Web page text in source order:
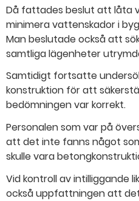
Då fattades beslut att låta
minimera vattenskador i
Man beslutade också att
samtliga lägenheter
Samtidigt fortsatte
konstruktion för att
bedömningen var korrekt.
Personalen som var på
att det inte fanns något
skulle vara
Vid kontroll av intilliggande
också uppfattningen att